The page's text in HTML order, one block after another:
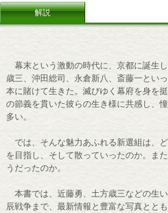
解説
幕末という激動の時代に、京都に誕生
歳三、沖田総司、永倉新八、斎藤一とい
本に賭けて生きた。滅びゆく幕府を身を
の節義を貫いた彼らの生き様に共感し、
多い。
では、そんな魅力あふれる新選組は、
を目指し、そして散っていったのか。ま
うだったのか。
本書では、近藤勇、土方歳三などの生
辰戦争まで、最新情報と豊富な写真とと